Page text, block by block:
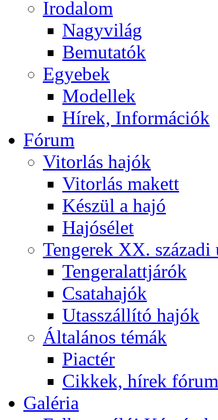
Irodalom
Nagyvilág
Bemutatók
Egyebek
Modellek
Hírek, Információk
Fórum
Vitorlás hajók
Vitorlás makett
Készül a hajó
Hajósélet
Tengerek XX. századi
Tengeralattjárók
Csatahajók
Utasszállító hajók
Általános témák
Piactér
Cikkek, hírek
Galéria